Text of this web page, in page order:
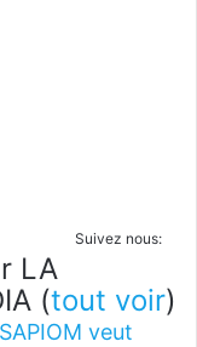
Suivez nous:
LA
(tout voir)
veut